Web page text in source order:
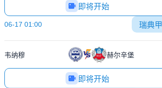
即将开始
06-17 01:00 瑞典甲
韦纳穆 赫尔辛堡
即将开始